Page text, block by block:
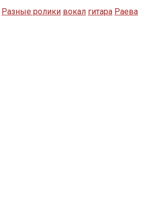
Разные ролики вокал гитара Раева